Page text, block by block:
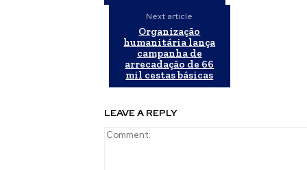
Next article
Organização
humanitária lança
campanha de
arrecadação de 66
mil cestas básicas
LEAVE A REPLY